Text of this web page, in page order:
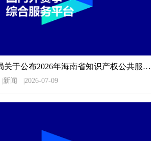
海南省知识产权局关于公布2026年海南省知识产权公共服务信息检索分析技能大赛获奖名单的通知
新闻 2026-07-09